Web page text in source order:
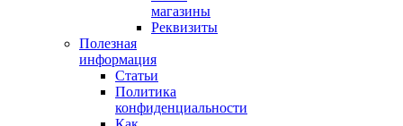
магазины
Реквизиты
Полезная
информация
Статьи
Политика
конфиденциальности